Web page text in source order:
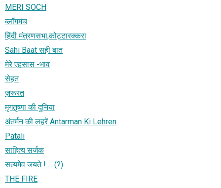
MERI SOCH
ब्लॉगमंच
हिंदी मंत्रणसभा,कोट्टारक्करा
Sahi Baat सही बात
मेरे एहसास -भाव
सेहत
ज़रूरत
मृगतृष्णा की दुनिया
अंतर्मन की लहरें Antarman Ki Lehren
Patali
साहित्य सर्जक
सत्‍यमेव जयते ! ... (?)
THE FIRE